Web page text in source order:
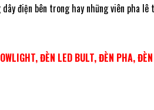
điện bên trong hay những viên pha
ĐÈN LED BULT, ĐÈN PHA,